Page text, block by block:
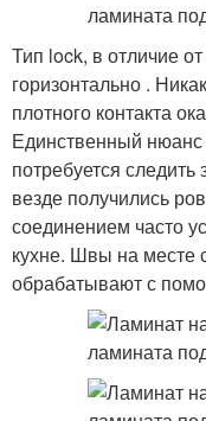
Тип lock, в отличие
горизонтально .
плотного контакта
Единственный нюанс
потребуется
везде получились
соединением часто
кухне. Швы на месте
обрабатывают с